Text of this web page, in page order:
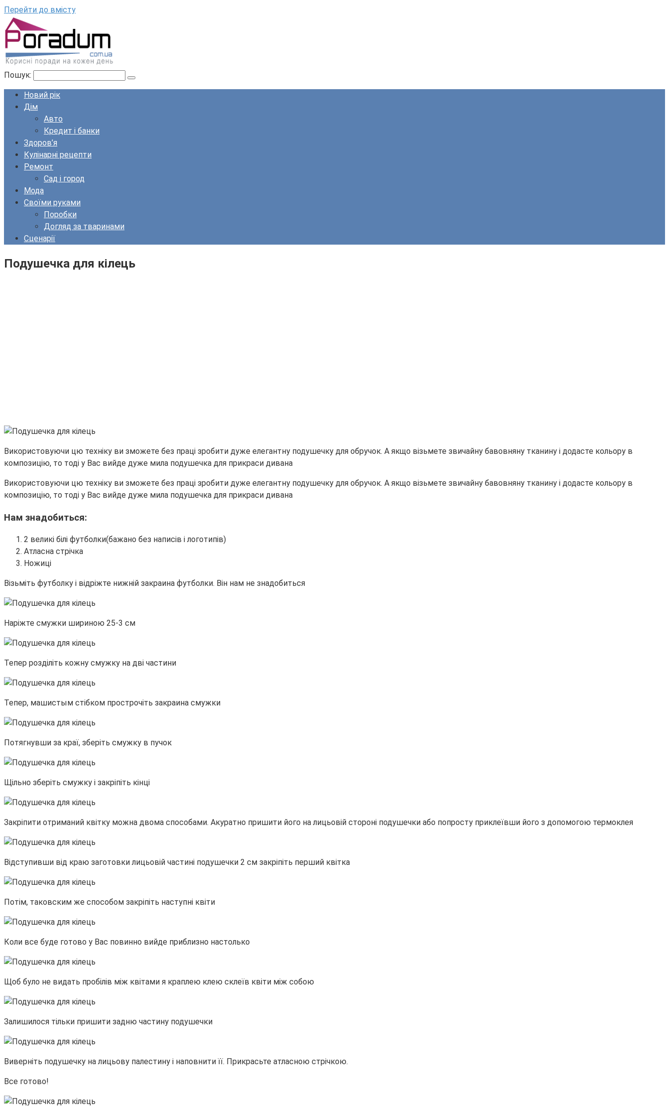
Перейти до вмісту
Пошук:
Новий рік
Дім
Авто
Кредит і банки
Здоров’я
Кулінарні рецепти
Ремонт
Сад і город
Мода
Своїми руками
Поробки
Догляд за тваринами
Сценарії
Подушечка для кілець
Використовуючи цю техніку ви зможете без праці зробити дуже елегантну подушечку для обручок. А якщо візьмете звичайну бавовняну тканину і додасте кольору в
композицію, то тоді у Вас вийде дуже мила подушечка для прикраси дивана
Використовуючи цю техніку ви зможете без праці зробити дуже елегантну подушечку для обручок. А якщо візьмете звичайну бавовняну тканину і додасте кольору в
композицію, то тоді у Вас вийде дуже мила подушечка для прикраси дивана
Нам знадобиться:
2 великі білі футболки(бажано без написів і логотипів)
Атласна стрічка
Ножиці
Візьміть футболку і відріжте нижній закраина футболки. Він нам не знадобиться
Наріжте смужки шириною 25-3 см
Тепер розділіть кожну смужку на дві частини
Тепер, машистым стібком прострочіть закраина смужки
Потягнувши за краї, зберіть смужку в пучок
Щільно зберіть смужку і закріпіть кінці
Закріпити отриманий квітку можна двома способами. Акуратно пришити його на лицьовій стороні подушечки або попросту приклеївши його з допомогою термоклея
Відступивши від краю заготовки лицьовій частині подушечки 2 см закріпіть перший квітка
Потім, таковским же способом закріпіть наступні квіти
Коли все буде готово у Вас повинно вийде приблизно настолько
Щоб було не видать пробілів між квітами я краплею клею склеїв квіти між собою
Залишилося тільки пришити задню частину подушечки
Виверніть подушечку на лицьову палестину і наповнити її. Прикрасьте атласною стрічкою.
Все готово!